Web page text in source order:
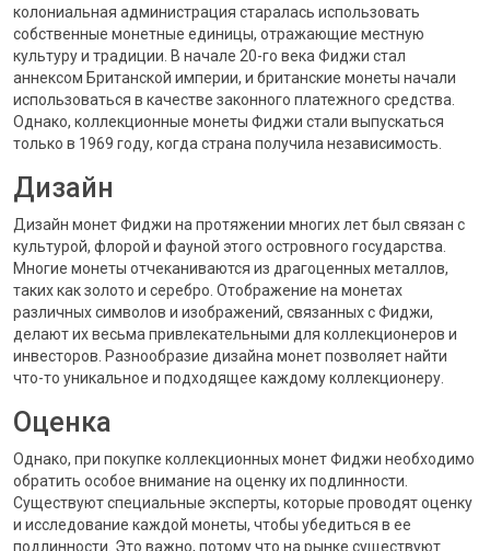
колониальная администрация старалась использовать
собственные монетные единицы, отражающие местную
культуру и традиции. В начале 20-го века Фиджи стал
аннексом Британской империи, и британские монеты начали
использоваться в качестве законного платежного средства.
Однако, коллекционные монеты Фиджи стали выпускаться
только в 1969 году, когда страна получила независимость.
Дизайн
Дизайн монет Фиджи на протяжении многих лет был связан с
культурой, флорой и фауной этого островного государства.
Многие монеты отчеканиваются из драгоценных металлов,
таких как золото и серебро. Отображение на монетах
различных символов и изображений, связанных с Фиджи,
делают их весьма привлекательными для коллекционеров и
инвесторов. Разнообразие дизайна монет позволяет найти
что-то уникальное и подходящее каждому коллекционеру.
Оценка
Однако, при покупке коллекционных монет Фиджи необходимо
обратить особое внимание на оценку их подлинности.
Существуют специальные эксперты, которые проводят оценку
и исследование каждой монеты, чтобы убедиться в ее
подлинности. Это важно, потому что на рынке существуют